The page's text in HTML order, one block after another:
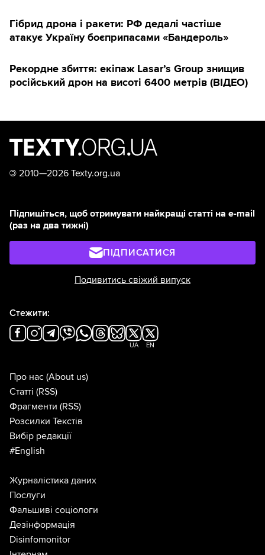
Гібрид дрона і ракети: РФ дедалі частіше
атакує Україну боєприпасами «Бандероль»
Рекордне збиття: екіпаж Lasar’s Group знищив
російський дрон на висоті 6400 метрів (ВІДЕО)
© 2010—2026 Texty.org.ua
Підпишіться, щоб отримувати найкращі статті на e-mail
(раз на два тижні)
ПІДПИСАТИСЯ
Подивитись свіжий випуск
Стежити:
UA EN
Про нас (About us)
Статті (RSS)
Фрагменти (RSS)
Розсилки Текстів
Вибір редакції
#English
Журналістика даних
Послуги
Фальшиві соціологи
Дезінформація
Disinfomonitor